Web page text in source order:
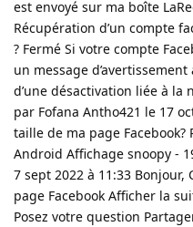
est envoyé sur ma boîte
Récupération d’un compte
? Fermé Si votre compte
un message
d’une désactivation liée à la
par Fofana Antho421 le 17
taille de ma page Facebook?
Android Affichage snoopy -
7 sept 2022 à 11:33
page Facebook Afficher la
Posez votre question